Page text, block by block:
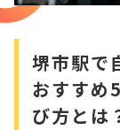
堺市駅で
おすすめ
び方とは